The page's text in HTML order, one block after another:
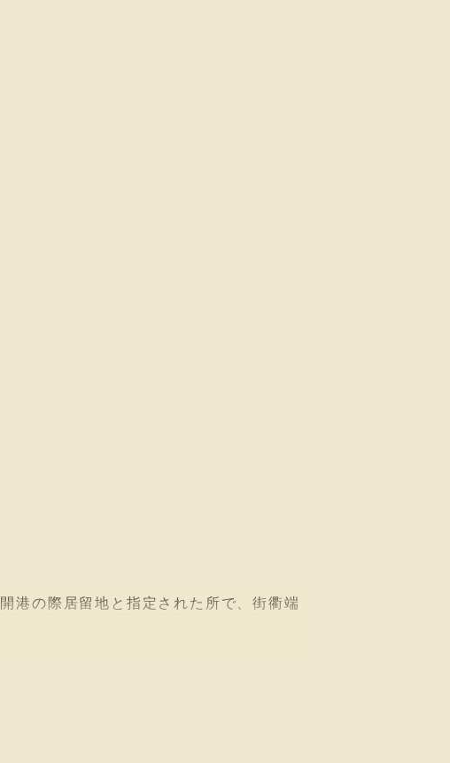
港の際居留地と指定された所で、街衢端